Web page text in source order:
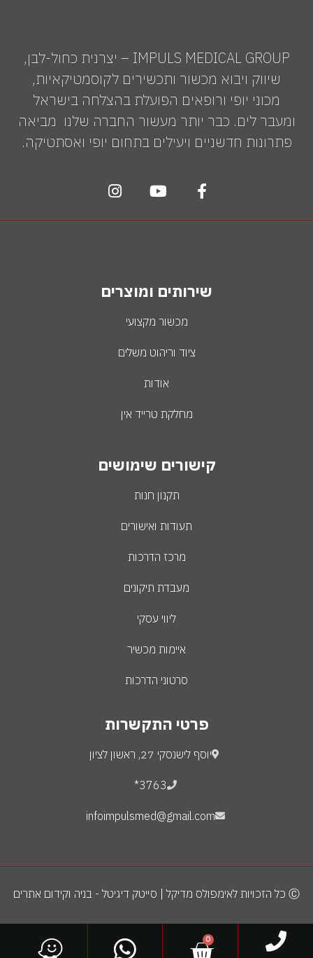
IMPULS MEDICAL GROUP – יצרנית כחול-לבן,
שיווק ויבוא מכשור ותכשירים לקוסמטיקאיות,
מכוני יופי ורופאים הפועלת בהצלחה בישראל
ומעבר לים. כבר יותר מעשור החברה שלנו מביאה
פתרונות חדשניים ויעילים בתחום יופי ואסתטיקה.
שירותים ומוצרים
מכשור מקצועי
ציוד וריהוט משלים
אודות
מחלקת טרייד אין
קישורים שימושים
תקנון חנות
תעודות ואישורים
מרכז הדרכות
מעבדת תיקונים
ליווי עסקי
איימות מכשיר
סרטוני הדרכות
פרטי התקשרות
יוסף לישנסקי 27, ראשון לציון
3763*
infoimpulsmed@gmail.com
Ⓒ כל הזכויות לאימפולס מדיקל | סייטק דיגיטל - בניה וקידום אתרים
0